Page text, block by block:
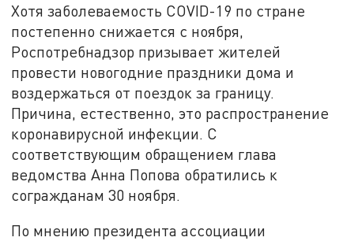
Хотя заболеваемость COVID-19 по стране
постепенно снижается с ноября,
Роспотребнадзор призывает жителей
провести новогодние праздники дома и
воздержаться от поездок за границу.
Причина, естественно, это распространение
коронавирусной инфекции. С
соответствующим обращением глава
ведомства Анна Попова обратились к
согражданам 30 ноября.
По мнению президента ассоциации